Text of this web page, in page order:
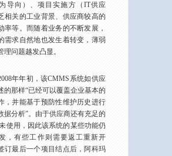
导向）、项目实施方（IT供应
相关的工业背景、供应商较高的
率等。而随着业务的不断发展，
需求自然地也发生着转变，薄弱
理问题越发凸显。
年年初，该CMMS系统如供应
的那样“已经可以覆盖企业基本的
，并能基于预防性维护历史进行
据分析”。由于供应商还有充足的
使用，因此该系统的某些功能仍
，有些工作则需要返工重新开
订最后一个项目结点后，阿科玛